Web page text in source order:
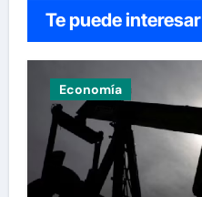
Te puede interesar
Economía